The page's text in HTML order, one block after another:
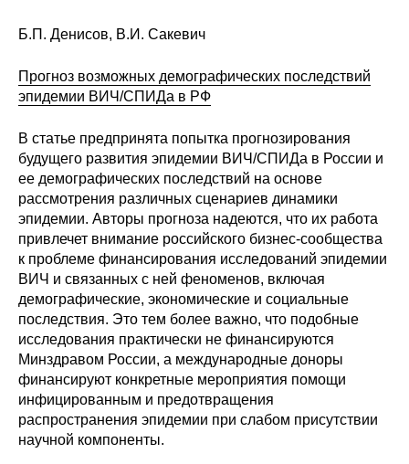
Б.П. Денисов, В.И. Сакевич
Прогноз возможных демографических последствий
эпидемии ВИЧ/СПИДа в РФ
В статье предпринята попытка прогнозирования
будущего развития эпидемии ВИЧ/СПИДа в России и
ее демографических последствий на основе
рассмотрения различных сценариев динамики
эпидемии. Авторы прогноза надеются, что их работа
привлечет внимание российского бизнес-сообщества
к проблеме финансирования исследований эпидемии
ВИЧ и связанных с ней феноменов, включая
демографические, экономические и социальные
последствия. Это тем более важно, что подобные
исследования практически не финансируются
Минздравом России, а международные доноры
финансируют конкретные мероприятия помощи
инфицированным и предотвращения
распространения эпидемии при слабом присутствии
научной компоненты.